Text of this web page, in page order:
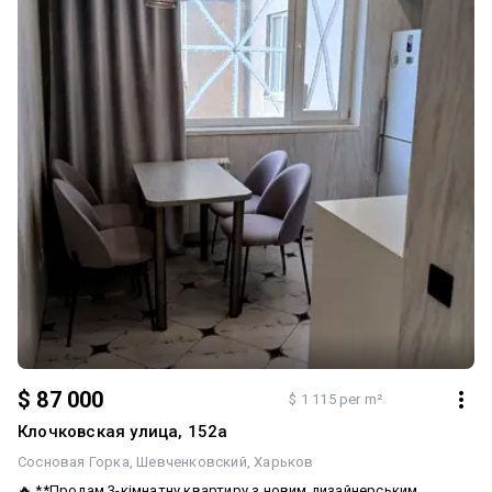
23к
+2%
38к$
+1%
in
six months
50к
six months